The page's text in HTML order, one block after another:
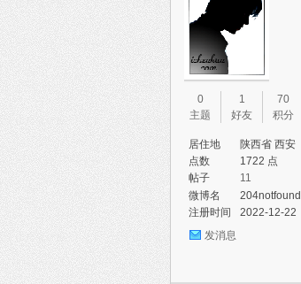
0
主题
1
好友
70
积分
居住地
陕西省 西安
市 雁塔区
点数
1722 点
帖子
11
微博名
204notfound
注册时间
2022-12-22
发消息